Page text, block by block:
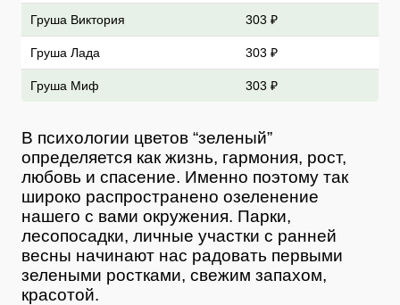
Груша Виктория 303 ₽
Груша Лада 303 ₽
Груша Миф 303 ₽
В психологии цветов “зеленый”
определяется как жизнь, гармония, рост,
любовь и спасение. Именно поэтому так
широко распространено озеленение
нашего с вами окружения. Парки,
лесопосадки, личные участки с ранней
весны начинают нас радовать первыми
зелеными ростками, свежим запахом,
красотой.